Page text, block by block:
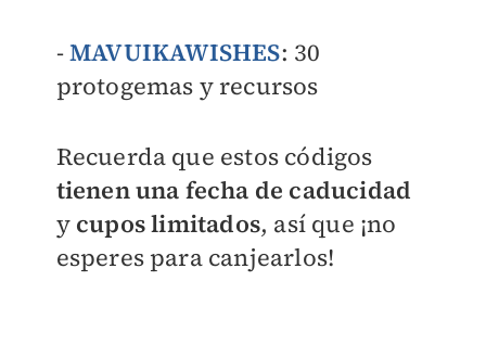
-MAVUIKAWISHES: 30
protogemas y recursos
Recuerda que estos códigos
tienen una fecha de caducidad
y cupos limitados, así que ¡no
esperes para canjearlos!